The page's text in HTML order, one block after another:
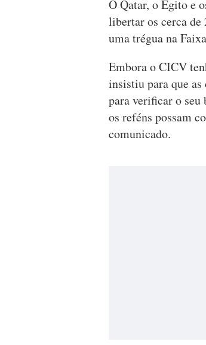
O Qatar, o Egito e
libertar os cerca de
uma trégua na
Embora o CICV
insistiu para que
para verificar o seu
os reféns possam
comunicado.